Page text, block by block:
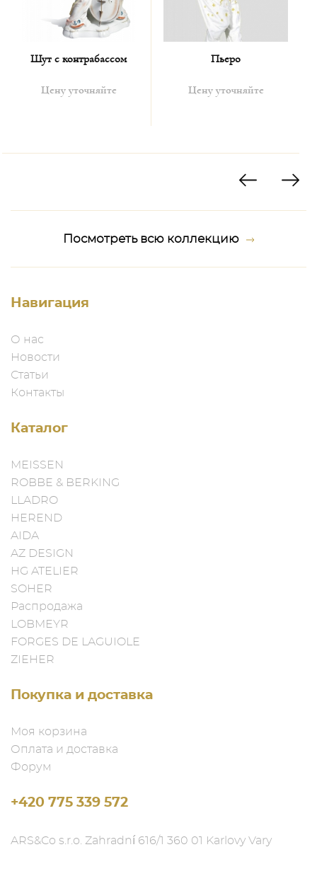
Шут с контрабассом
Цену уточняйте
Пьеро
Цену уточняйте
Посмотреть всю коллекцию
Навигация
О нас
Новости
Статьи
Контакты
Каталог
MEISSEN
ROBBE & BERKING
LLADRO
HEREND
AIDA
AZ DESIGN
HG ATELIER
SOHER
Распродажа
LOBMEYR
FORGES DE LAGUIOLE
ZIEHER
Покупка и доставка
Моя корзина
Оплата и доставка
Форум
+420 775 339 572
ARS&Co s.r.o. Zahradní 616/1 360 01 Karlovy Vary